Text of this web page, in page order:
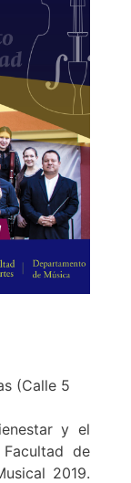
(Calle 5
y el
de
2019.